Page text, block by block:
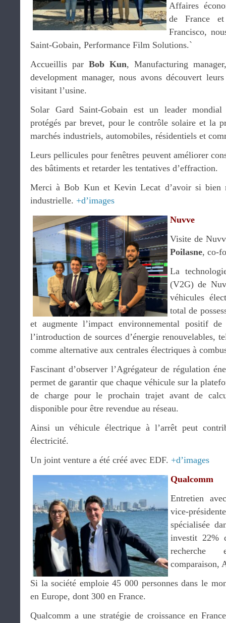
Affaires
de France
Francisco,
Saint-Gobain, Performance Film Solutions.`
Accueillis par Bob Kun, Manufacturing
development manager, nous avons découvert
visitant l’usine.
Solar Gard Saint-Gobain est un leader
protégés par brevet, pour le contrôle solaire et la
marchés industriels, automobiles, résidentiels et
Leurs pellicules pour fenêtres peuvent améliorer
des bâtiments et retarder les tentatives d’effraction.
Merci à Bob Kun et Kevin Lecat d’avoir si bien
industrielle. +d’images
Nuvve
Visite de
Poilasne, co-
La
(V2G) de
véhicules
total de
et augmente l’impact environnemental positif
l’introduction de sources d’énergie renouvelables,
comme alternative aux centrales électriques à
Fascinant d’observer l’Agrégateur de régulation
permet de garantir que chaque véhicule sur la
de charge pour le prochain trajet avant de
disponible pour être revendue au réseau.
Ainsi un véhicule électrique à l’arrêt peut
électricité.
Un joint venture a été créé avec EDF. +d’images
Qualcomm
Entretien
vice-
spécialisée
investit 22%
recherche
comparaison,
Si la société emploie 45 000 personnes dans le
en Europe, dont 300 en France.
Qualcomm a une stratégie de croissance en